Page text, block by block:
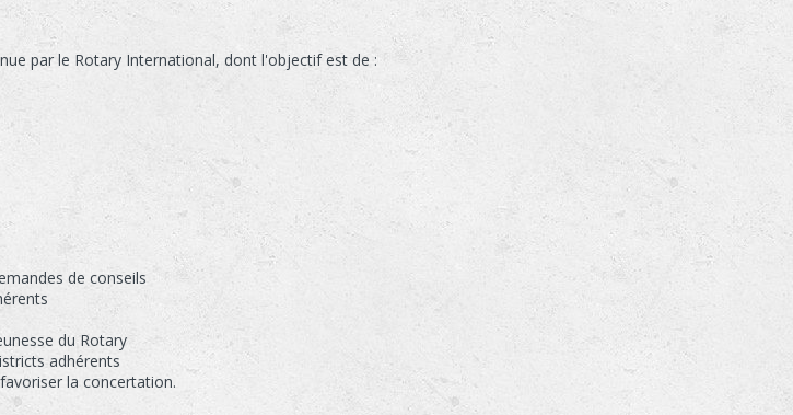
par le Rotary International, dont l'objectif est de :
de conseils
du Rotary
adhérents
la concertation.